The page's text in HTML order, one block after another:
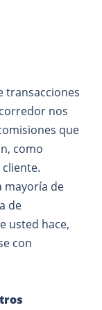
transacciones
nos
que
como
mayoría de
de
usted hace,
con